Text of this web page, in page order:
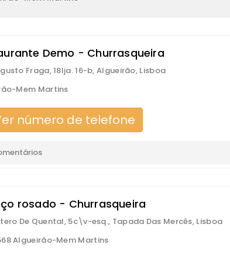
Demo - Churrasqueira
Fraga, 18lja. 16-b, Algueirão, Lisboa
Mem Martins
número de telefone
rosado - Churrasqueira
De Quental, 5c\v-esq., Tapada Das Mercês, Lisboa
Algueirão-Mem Martins